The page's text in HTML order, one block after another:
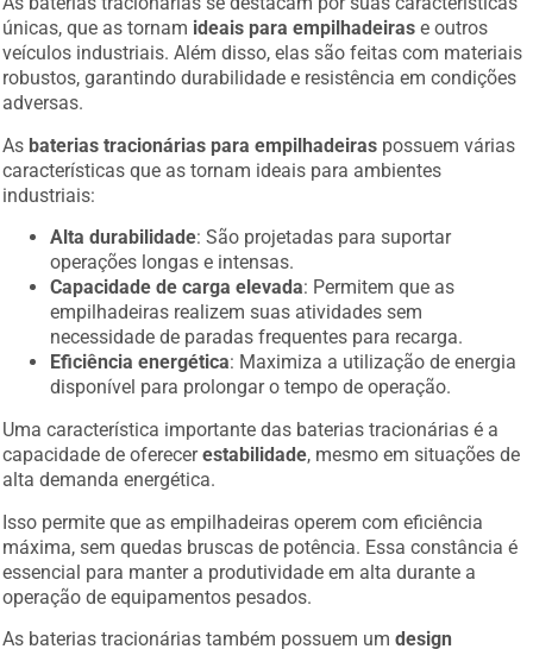
únicas, que as tornamideais para empilhadeirase outros
veículos industriais. Além disso, elas são feitas com materiais
robustos, garantindo durabilidade e resistência em condições
adversas.
características que as tornam ideais para ambientes
industriais:
: São projetadas para suportar
operações longas e intensas.
Capacidade de carga elevada
empilhadeiras realizem suas atividades sem
necessidade de paradas frequentes para recarga.
Eficiência energética: Maximiza a utilização de energia
disponível para prolongar o tempo de operação.
capacidade de oferecerestabilidade, mesmo em situações de
alta demanda energética.
máxima, sem quedas bruscas de potência. Essa constância é
essencial para manter a produtividade em alta durante a
operação de equipamentos pesados.